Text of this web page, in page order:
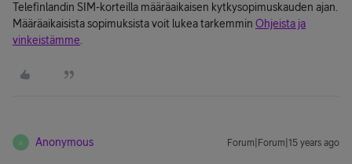
Telefinlandin SIM-korteilla määräaikaisen kytkysopimuskauden ajan.
Määräaikaisista sopimuksista voit lukea tarkemmin Ohjeista ja
vinkeistämme
A Anonymous Forum|Forum|15 years ago